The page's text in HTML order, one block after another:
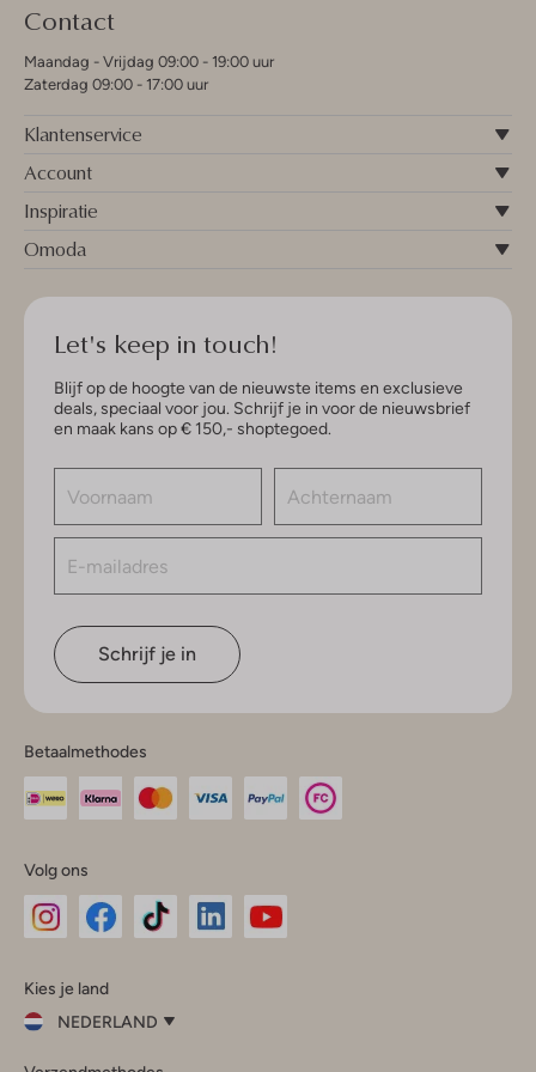
Contact
Maandag - Vrijdag 09:00 - 19:00 uur
Zaterdag 09:00 - 17:00 uur
Klantenservice
Account
Inspiratie
Omoda
Let's keep in touch!
Blijf op de hoogte van de nieuwste items en exclusieve
deals, speciaal voor jou. Schrijf je in voor de nieuwsbrief
en maak kans op € 150,- shoptegoed.
Schrijf je in
Betaalmethodes
Volg ons
InstagramFacebook
Kies je land
NEDERLAND